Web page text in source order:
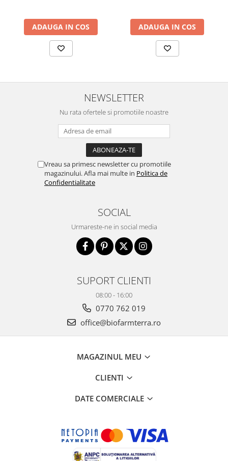
ADAUGA IN COS ADAUGA IN COS
NEWSLETTER
Nu rata ofertele si promotiile noastre
Vreau sa primesc newsletter cu promotiile
magazinului. Afla mai multe in Politica de
Confidentialitate
SOCIAL
Urmareste-ne in social media
SUPORT CLIENTI
08:00 - 16:00
0770 762 019
office@biofarmterra.ro
MAGAZINUL MEU
CLIENTI
DATE COMERCIALE